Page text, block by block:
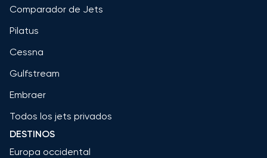
Comparador de Jets
Pilatus
Cessna
Gulfstream
Embraer
Todos los jets privados
DESTINOS
Europa occidental